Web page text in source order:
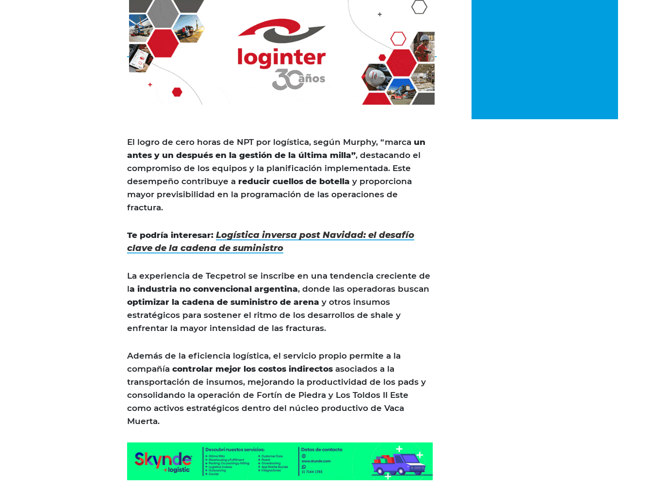
El logro de cero horas de NPT por logística, según Murphy, “marca un
antes y un después en la gestión de la última milla”, destacando el
compromiso de los equipos y la planificación implementada. Este
desempeño contribuye a reducir cuellos de botella y proporciona
mayor previsibilidad en la programación de las operaciones de
fractura.
Te podría interesar: Logística inversa post Navidad: el desafío
clave de la cadena de suministro
La experiencia de Tecpetrol se inscribe en una tendencia creciente de
la industria no convencional argentina, donde las operadoras buscan
optimizar la cadena de suministro de arena y otros insumos
estratégicos para sostener el ritmo de los desarrollos de shale y
enfrentar la mayor intensidad de las fracturas.
Además de la eficiencia logística, el servicio propio permite a la
compañía controlar mejor los costos indirectos asociados a la
transportación de insumos, mejorando la productividad de los pads y
consolidando la operación de Fortín de Piedra y Los Toldos II Este
como activos estratégicos dentro del núcleo productivo de Vaca
Muerta.